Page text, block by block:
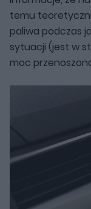
temu
paliwa podczas
sytuacji (jest w
moc